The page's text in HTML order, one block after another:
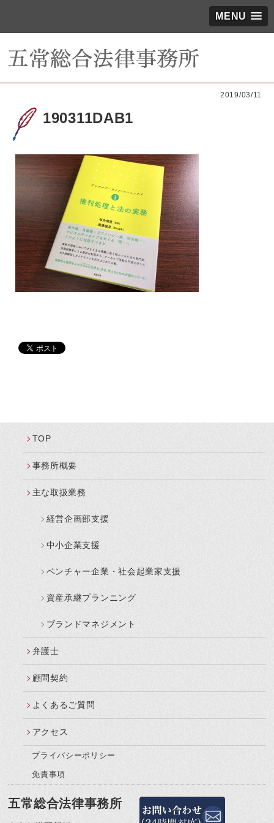
MENU
2019/03/11
190311DAB1
TOP
事務所概要
主な取扱業務
経営企画部支援
中小企業支援
ベンチャー企業・社会起業家支援
資産承継プランニング
ブランドマネジメント
弁護士
顧問契約
よくあるご質問
アクセス
プライバシーポリシー
免責事項
五常総合法律事務所